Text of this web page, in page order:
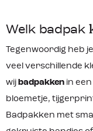
Welk badpak
Tegenwoordig heb
veel verschillende
wij badpakken in
bloemetje,
Badpakken met